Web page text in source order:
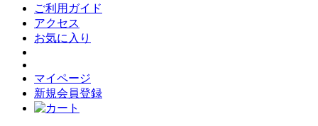
ご利用ガイド
アクセス
お気に入り
マイページ
新規会員登録